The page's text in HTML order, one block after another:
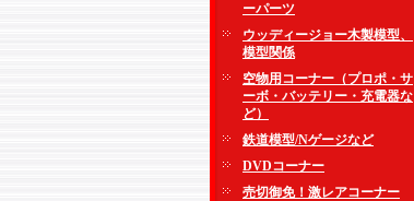
ーパーツ
ウッディージョー木製模型、
模型関係
空物用コーナー（プロポ・サ
ーボ・バッテリー・充電器な
ど）
鉄道模型/Nゲージなど
DVDコーナー
売切御免！激レアコーナー